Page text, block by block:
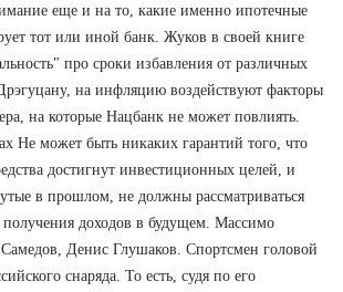
еще и на то, какие именно ипотечные
тот или иной банк. Жуков в своей книге
про сроки избавления от различных
на инфляцию воздействуют факторы
на которые Нацбанк не может повлиять.
Не может быть никаких гарантий того, что
достигнут инвестиционных целей, и
в прошлом, не должны рассматриваться
получения доходов в будущем. Массимо
Денис Глушаков. Спортсмен головой
снаряда. То есть, судя по его